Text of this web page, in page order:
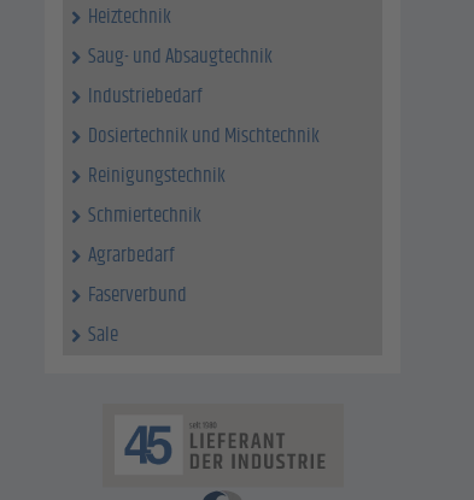
Heiztechnik
Saug- und Absaugtechnik
Industriebedarf
Dosiertechnik und Mischtechnik
Reinigungstechnik
Schmiertechnik
Agrarbedarf
Faserverbund
Sale